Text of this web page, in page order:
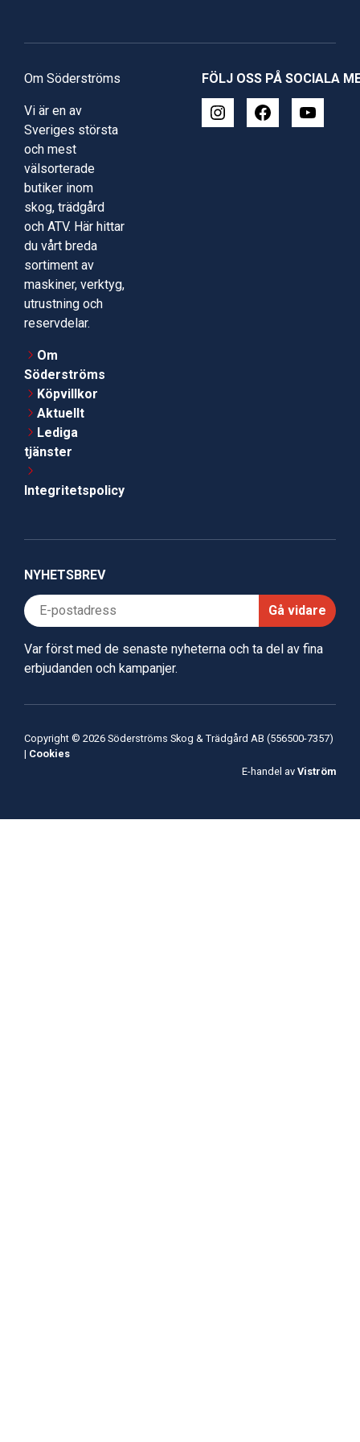
Om Söderströms
Vi är en av
Sveriges största
och mest
välsorterade
butiker inom
skog, trädgård
och ATV. Här hittar
du vårt breda
sortiment av
maskiner, verktyg,
utrustning och
reservdelar.
Om
Söderströms
Köpvillkor
Aktuellt
Lediga
tjänster
Integritetspolicy
FÖLJ OSS PÅ SOCIALA
NYHETSBREV
Gå vidare
Var först med de senaste nyheterna och ta del av fina
erbjudanden och kampanjer.
Copyright © 2026 Söderströms Skog & Trädgård AB (556500-7357)
| Cookies
E-handel av Viström